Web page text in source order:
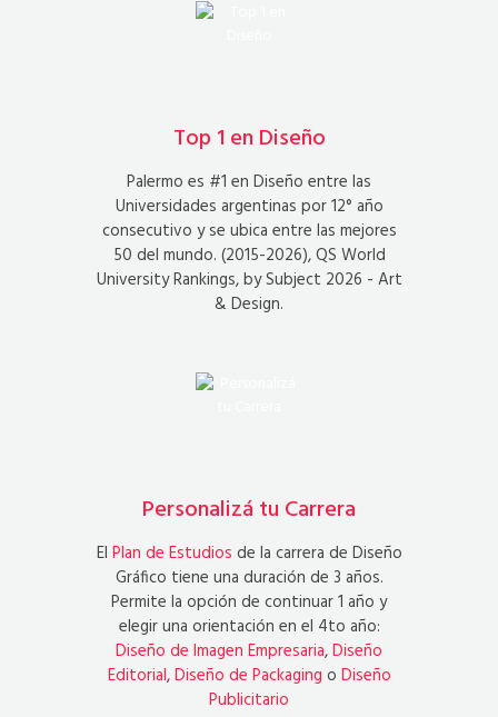
Top 1 en Diseño
Palermo es #1 en Diseño entre las
Universidades argentinas por 12° año
consecutivo y se ubica entre las mejores
50 del mundo. (2015-2026), QS World
University Rankings, by Subject 2026 - Art
& Design.
Personalizá tu Carrera
El Plan de Estudios de la carrera de Diseño
Gráfico tiene una duración de 3 años.
Permite la opción de continuar 1 año y
elegir una orientación en el 4to año:
Diseño de Imagen Empresaria,Diseño
Editorial,Diseño de Packaging o Diseño
Publicitario